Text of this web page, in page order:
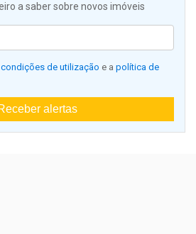
a saber sobre novos imóveis
condições de utilização e a política de
alertas